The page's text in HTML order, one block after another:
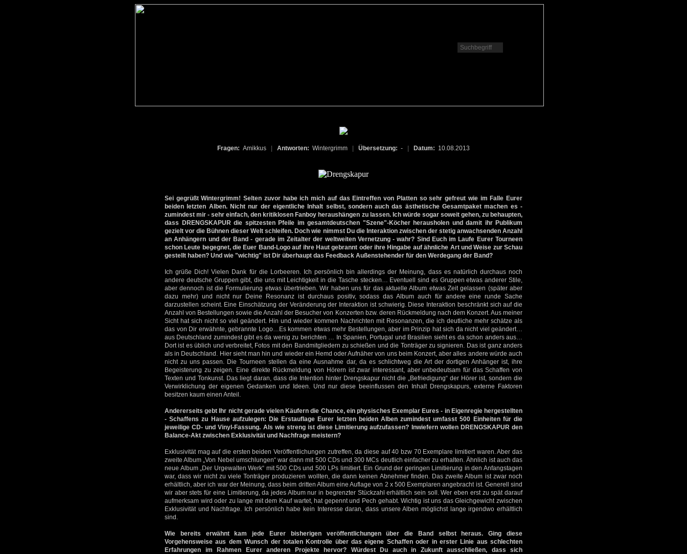
Fragen: Amikkus Antworten: Wintergrimm Übersetzung: - Datum: 10.08.2013
Sei gegrüßt Wintergrimm! Selten zuvor habe ich mich auf das Eintreffen von Platten so sehr gefreut wie im Falle Eurer
beiden letzten Alben. Nicht nur der eigentliche Inhalt selbst, sondern auch das ästhetische Gesamtpaket machen es -
zumindest mir - sehr einfach, den kritiklosen Fanboy heraushängen zu lassen. Ich würde sogar soweit gehen, zu behaupten,
dass DRENGSKAPUR die spitzesten Pfeile im gesamtdeutschen "Szene"-Köcher herausholen und damit ihr Publikum
gezielt vor die Bühnen dieser Welt schleifen. Doch wie nimmst Du die Interaktion zwischen der stetig anwachsenden Anzahl
an Anhängern und der Band - gerade im Zeitalter der weltweiten Vernetzung - wahr? Sind Euch im Laufe Eurer Tourneen
schon Leute begegnet, die Euer Band-Logo auf ihre Haut gebrannt oder ihre Hingabe auf ähnliche Art und Weise zur Schau
gestellt haben? Und wie "wichtig" ist Dir überhaupt das Feedback Außenstehender für den Werdegang der Band?
Ich grüße Dich! Vielen Dank für die Lorbeeren. Ich persönlich bin allerdings der Meinung, dass es natürlich durchaus noch
andere deutsche Gruppen gibt, die uns mit Leichtigkeit in die Tasche stecken… Eventuell sind es Gruppen etwas anderer Stile,
aber dennoch ist die Formulierung etwas übertrieben. Wir haben uns für das aktuelle Album etwas Zeit gelassen (später aber
dazu mehr) und nicht nur Deine Resonanz ist durchaus positiv, sodass das Album auch für andere eine runde Sache
darzustellen scheint. Eine Einschätzung der Veränderung der Interaktion ist schwierig. Diese Interaktion beschränkt sich auf die
Anzahl von Bestellungen sowie die Anzahl der Besucher von Konzerten bzw. deren Rückmeldung nach dem Konzert. Aus meiner
Sicht hat sich nicht so viel geändert. Hin und wieder kommen Nachrichten mit Resonanzen, die ich deutliche mehr schätze als
das von Dir erwähnte, gebrannte Logo…Es kommen etwas mehr Bestellungen, aber im Prinzip hat sich da nicht viel geändert…
aus Deutschland zumindest gibt es da wenig zu berichten … In Spanien, Portugal und Brasilien sieht es da schon anders aus…
Dort ist es üblich und verbreitet, Fotos mit den Bandmitgliedern zu schießen und die Tonträger zu signieren. Das ist ganz anders
als in Deutschland. Hier sieht man hin und wieder ein Hemd oder Aufnäher von uns beim Konzert, aber alles andere würde auch
nicht zu uns passen. Die Tourneen stellen da eine Ausnahme dar, da es schlichtweg die Art der dortigen Anhänger ist, ihre
Begeisterung zu zeigen. Eine direkte Rückmeldung von Hörern ist zwar interessant, aber unbedeutsam für das Schaffen von
Texten und Tonkunst. Das liegt daran, dass die Intention hinter Drengskapur nicht die „Befriedigung“ der Hörer ist, sondern die
Verwirklichung der eigenen Gedanken und Ideen. Und nur diese beeinflussen den Inhalt Drengskapurs, externe Faktoren
besitzen kaum einen Anteil.
Andererseits gebt Ihr nicht gerade vielen Käufern die Chance, ein physisches Exemplar Eures - in Eigenregie hergestellten
- Schaffens zu Hause aufzulegen: Die Erstauflage Eurer letzten beiden Alben zumindest umfasst 500 Einheiten für die
jeweilige CD- und Vinyl-Fassung. Als wie streng ist diese Limitierung aufzufassen? Inwiefern wollen DRENGSKAPUR den
Balance-Akt zwischen Exklusivität und Nachfrage meistern?
Exklusivität mag auf die ersten beiden Veröffentlichungen zutreffen, da diese auf 40 bzw 70 Exemplare limitiert waren. Aber das
zweite Album „Von Nebel umschlungen“ war dann mit 500 CDs und 300 MCs deutlich einfacher zu erhalten. Ähnlich ist auch das
neue Album „Der Urgewalten Werk“ mit 500 CDs und 500 LPs limitiert. Ein Grund der geringen Limitierung in den Anfangstagen
war, dass wir nicht zu viele Tonträger produzieren wollten, die dann keinen Abnehmer finden. Das zweite Album ist zwar noch
erhältlich, aber ich war der Meinung, dass beim dritten Album eine Auflage von 2 x 500 Exemplaren angebracht ist. Generell sind
wir aber stets für eine Limitierung, da jedes Album nur in begrenzter Stückzahl erhältlich sein soll. Wer eben erst zu spät darauf
aufmerksam wird oder zu lange mit dem Kauf wartet, hat gepennt und Pech gehabt. Wichtig ist uns das Gleichgewicht zwischen
Exklusivität und Nachfrage. Ich persönlich habe kein Interesse daran, dass unsere Alben möglichst lange irgendwo erhältlich
sind.
Wie bereits erwähnt kam jede Eurer bisherigen veröffentlichungen über die Band selbst heraus. Ging diese
Vorgehensweise aus dem Wunsch der totalen Kontrolle über das eigene Schaffen oder in erster Linie aus schlechten
Erfahrungen im Rahmen Eurer anderen Projekte hervor? Würdest Du auch in Zukunft ausschließen, dass sich